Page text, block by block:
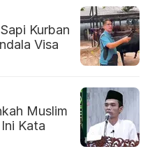
Kurban
Visa
Muslim
Kata